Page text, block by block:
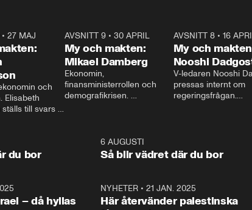
•27 MAJ
och
Elisabeth
till svars
AVSNITT 9• 30 APRIL
My och makten:
Mikael Damberg
Ekonomin,
finansministerrollen och
demografikrisen.
och Makten.
AVSNITT 8• 16
My och
Nooshi
V-ledaren Nooshi
pressas internt om
regeringsfrågan.
– Vi ställer upp i val.
vara med så sitter vi
1:06
du bor
6 AUGUSTI
Så blir vädret där du bor
– då hyllas
NYHETER •21 JAN. 2025
Här återvänder palestinska